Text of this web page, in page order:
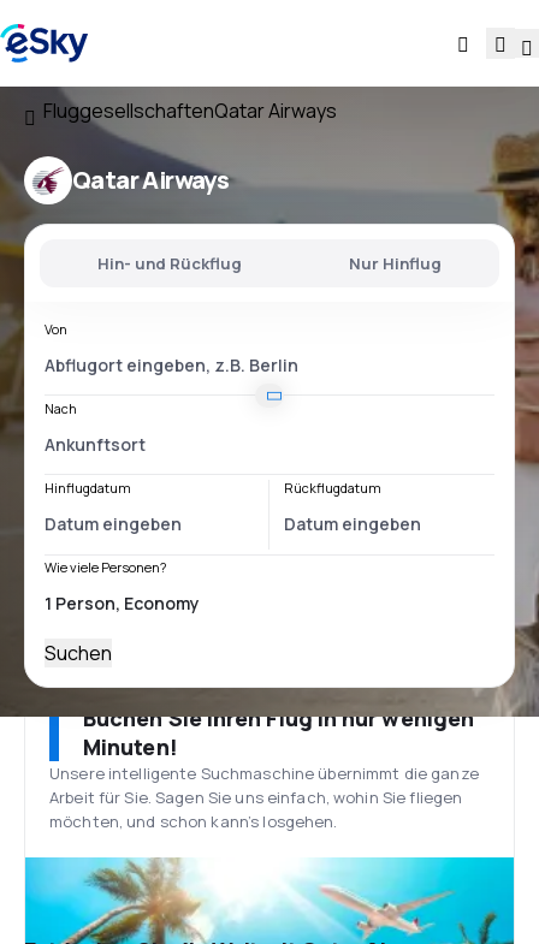
FluggesellschaftenQatar Airways
Qatar Airways
Hin- und Rückflug Nur Hinflug
Von
Nach
Hinflugdatum Rückflugdatum
Wie viele Personen?
Suchen
Buchen Sie Ihren Flug in nur wenigen
Minuten!
Unsere intelligente Suchmaschine übernimmt die ganze
Arbeit für Sie. Sagen Sie uns einfach, wohin Sie fliegen
möchten, und schon kann’s losgehen.